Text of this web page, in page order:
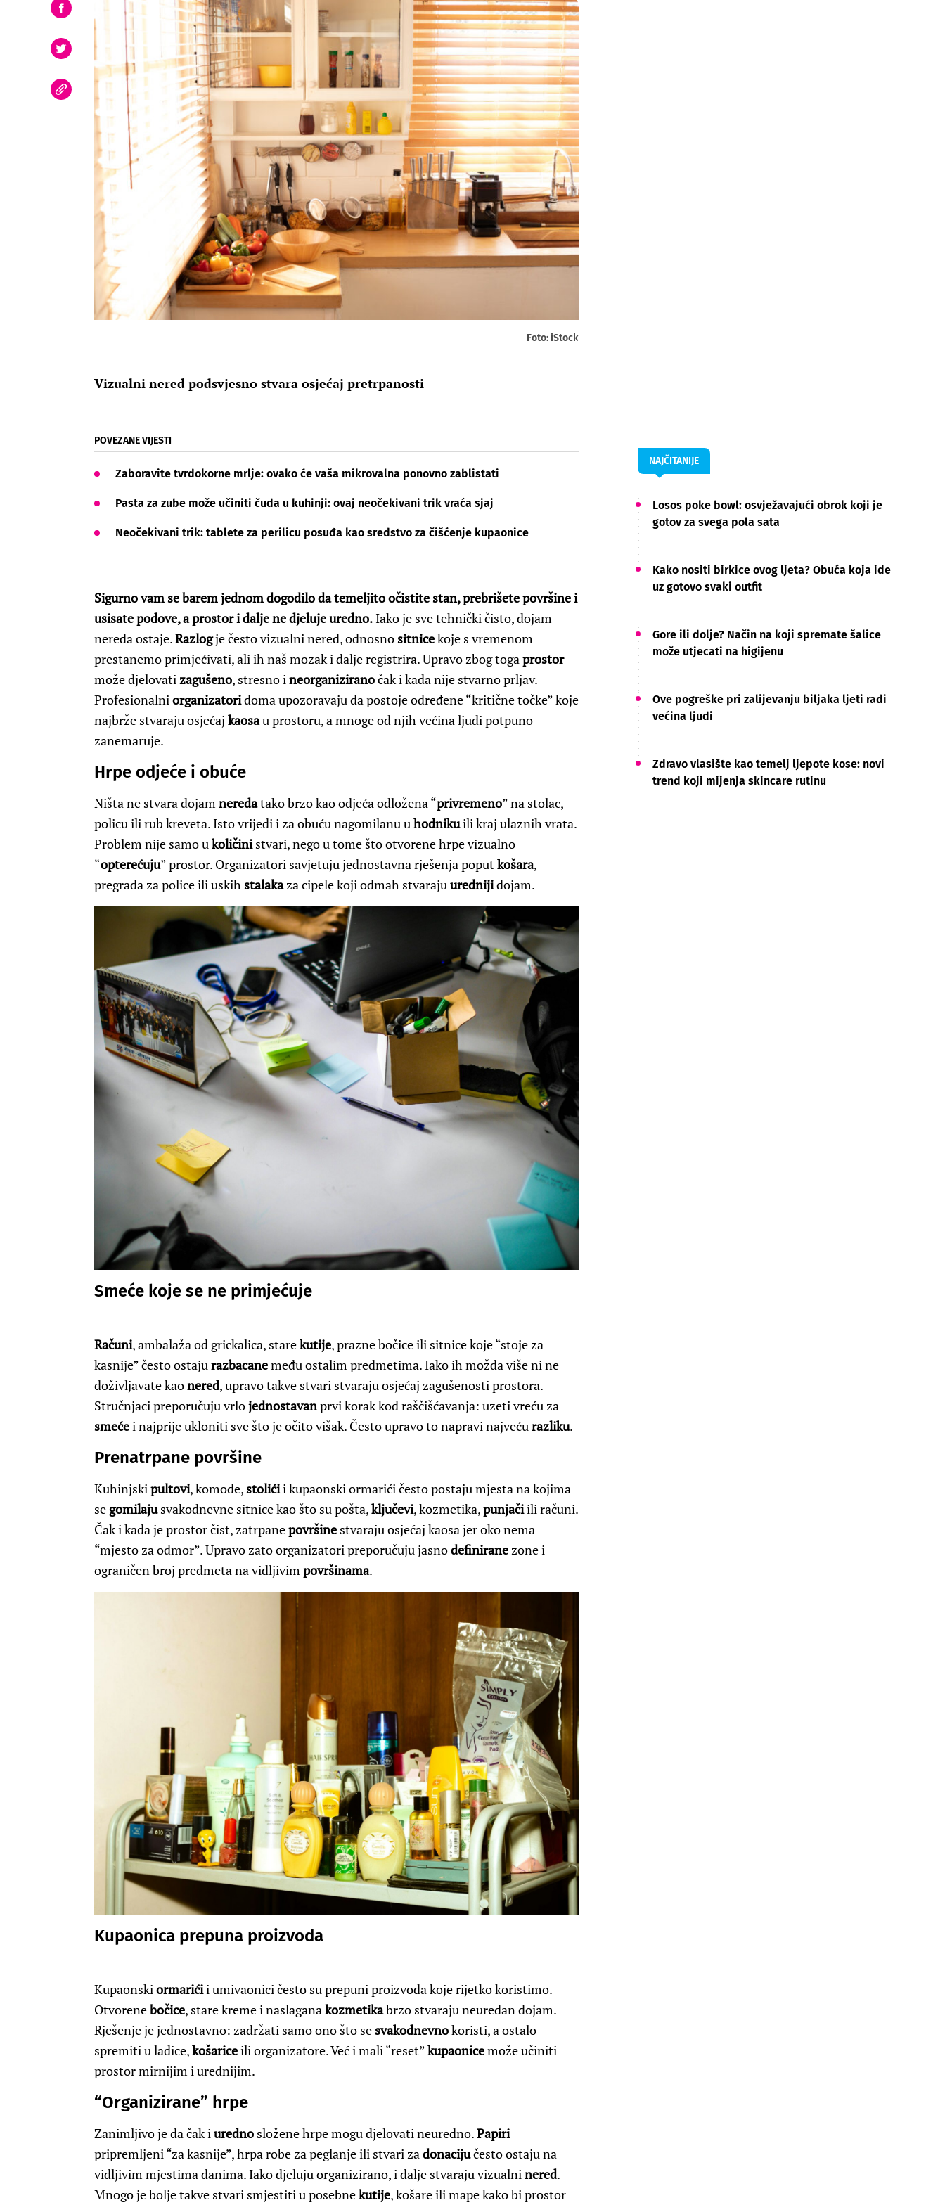
Foto: iStock
Vizualni nered podsvjesno stvara osjećaj pretrpanosti
POVEZANE VIJESTI
Zaboravite tvrdokorne mrlje: ovako će vaša mikrovalna ponovno zablistati
Pasta za zube može učiniti čuda u kuhinji: ovaj neočekivani trik vraća sjaj
Neočekivani trik: tablete za perilicu posuđa kao sredstvo za čišćenje kupaonice
Sigurno vam se barem jednom dogodilo da temeljito očistite stan, prebrišete površine i
usisate podove, a prostor i dalje ne djeluje uredno. Iako je sve tehnički čisto, dojam
nereda ostaje.Razlogje često vizualni nered, odnosnositnicekoje s vremenom
prestanemo primjećivati, ali ih naš mozak i dalje registrira. Upravo zbog togaprostor
može djelovatizagušeno, stresno ineorganiziranočak i kada nije stvarno prljav.
Profesionalniorganizatoridoma upozoravaju da postoje određene “kritične točke” koje
najbrže stvaraju osjećaj kaosau prostoru, a mnoge od njih većina ljudi potpuno
zanemaruje.
Hrpe odjeće i obuće
Ništa ne stvara dojamneredatako brzo kao odjeća odložena “privremeno” na stolac,
policu ili rub kreveta. Isto vrijedi i za obuću nagomilanu uhodnikuili kraj ulaznih vrata.
Problem nije samo ukoličinistvari, nego u tome što otvorene hrpe vizualno
“opterećuju” prostor. Organizatori savjetuju jednostavna rješenja poputkošara,
pregrada za police ili uskihstalakaza cipele koji odmah stvarajuurednijidojam.
Smeće koje se ne primjećuje
Računi, ambalaža od grickalica, starekutije, prazne bočice ili sitnice koje “stoje za
kasnije” često ostajurazbacanemeđu ostalim predmetima. Iako ih možda više ni ne
doživljavate kaonered, upravo takve stvari stvaraju osjećaj zagušenosti prostora.
Stručnjaci preporučuju vrlojednostavanprvi korak kod raščišćavanja: uzeti vreću za
smećei najprije ukloniti sve što je očito višak. Često upravo to napravi najvećurazliku.
Prenatrpane površine
Kuhinjskipultovi, komode,stolićii kupaonski ormarići često postaju mjesta na kojima
segomilajusvakodnevne sitnice kao što su pošta,ključevi, kozmetika,punjačiili računi.
Čak i kada je prostor čist, zatrpanepovršine stvaraju osjećaj kaosa jer oko nema
“mjesto za odmor”. Upravo zato organizatori preporučuju jasnodefiniranezone i
ograničen broj predmeta na vidljivimpovršinama.
Kupaonica prepuna proizvoda
Kupaonskiormarićii umivaonici često su prepuni proizvoda koje rijetko koristimo.
Otvorenebočice, stare kreme i naslaganakozmetikabrzo stvaraju neuredan dojam.
Rješenje je jednostavno: zadržati samo ono što sesvakodnevnokoristi, a ostalo
spremiti u ladice,košariceili organizatore. Već i mali “reset”kupaonicemože učiniti
prostor mirnijim i urednijim.
“Organizirane” hrpe
Zanimljivo je da čak iuredno složene hrpe mogu djelovati neuredno.Papiri
pripremljeni “za kasnije”, hrpa robe za peglanje ili stvari zadonacijučesto ostaju na
vidljivim mjestima danima. Iako djeluju organizirano, i dalje stvaraju vizualninered.
Mnogo je bolje takve stvari smjestiti u posebnekutije, košare ili mape kako bi prostor
NAJČITANIJE
Losos poke bowl: osvježavajući obrok koji je
gotov za svega pola sata
Kako nositi birkice ovog ljeta? Obuća koja ide
uz gotovo svaki outfit
Gore ili dolje? Način na koji spremate šalice
može utjecati na higijenu
Ove pogreške pri zalijevanju biljaka ljeti radi
većina ljudi
Zdravo vlasište kao temelj ljepote kose: novi
trend koji mijenja skincare rutinu